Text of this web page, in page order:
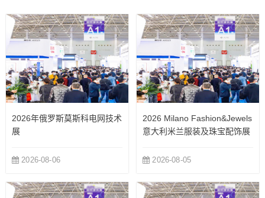
2026年俄罗斯莫斯科电网技术
展
2026-08-06
2026 Milano Fashion&Jewels
意大利米兰服装及珠宝配饰展
2026-08-05